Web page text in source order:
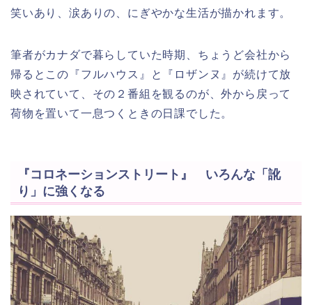
笑いあり、涙ありの、にぎやかな生活が描かれます。
筆者がカナダで暮らしていた時期、ちょうど会社から
帰るとこの『フルハウス』と『ロザンヌ』が続けて放
映されていて、その２番組を観るのが、外から戻って
荷物を置いて一息つくときの日課でした。
『コロネーションストリート』 いろんな「訛
り」に強くなる